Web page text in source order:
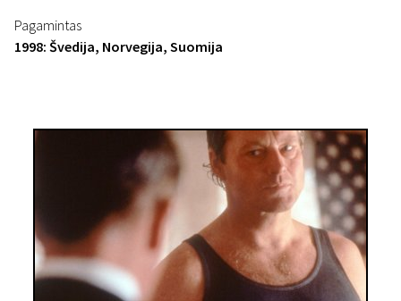
Pagamintas
1998: Švedija, Norvegija, Suomija